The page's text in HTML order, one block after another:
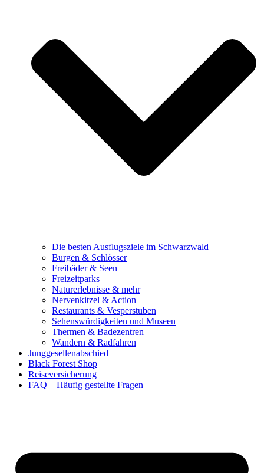
Die besten Ausflugsziele im Schwarzwald
Burgen & Schlösser
Freibäder & Seen
Freizeitparks
Naturerlebnisse & mehr
Nervenkitzel & Action
Restaurants & Vesperstuben
Sehenswürdigkeiten und Museen
Thermen & Badezentren
Wandern & Radfahren
Junggesellenabschied
Black Forest Shop
Reiseversicherung
FAQ – Häufig gestellte Fragen